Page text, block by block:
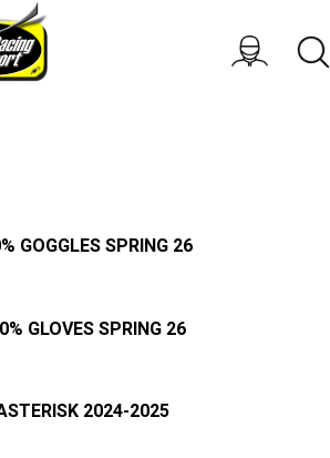
GOGGLES SPRING 26
GLOVES SPRING 26
2024-2025